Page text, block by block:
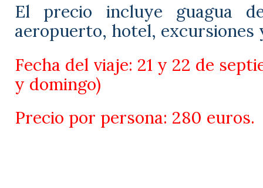
El precio incluye guagua
aeropuerto, hotel, excursiones
Fecha del viaje: 21 y 22 de
y domingo)
Precio por persona: 280 euros.